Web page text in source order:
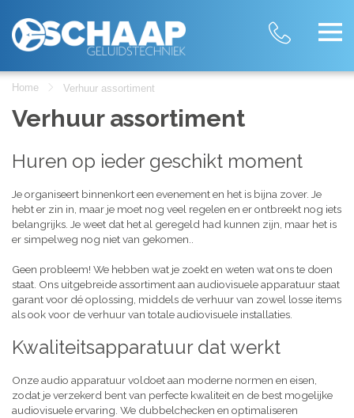
Home Verhuur assortiment
Verhuur assortiment
Huren op ieder geschikt moment
Je organiseert binnenkort een evenement en het is bijna zover. Je
hebt er zin in, maar je moet nog veel regelen en er ontbreekt nog iets
belangrijks. Je weet dat het al geregeld had kunnen zijn, maar het is
er simpelweg nog niet van gekomen..
Geen probleem! We hebben wat je zoekt en weten wat ons te doen
staat. Ons uitgebreide assortiment aan audiovisuele apparatuur staat
garant voor dé oplossing, middels de verhuur van zowel losse items
als ook voor de verhuur van totale audiovisuele installaties.
Kwaliteitsapparatuur dat werkt
Onze audio apparatuur voldoet aan moderne normen en eisen,
zodat je verzekerd bent van perfecte kwaliteit en de best mogelijke
audiovisuele ervaring. We dubbelchecken en optimaliseren